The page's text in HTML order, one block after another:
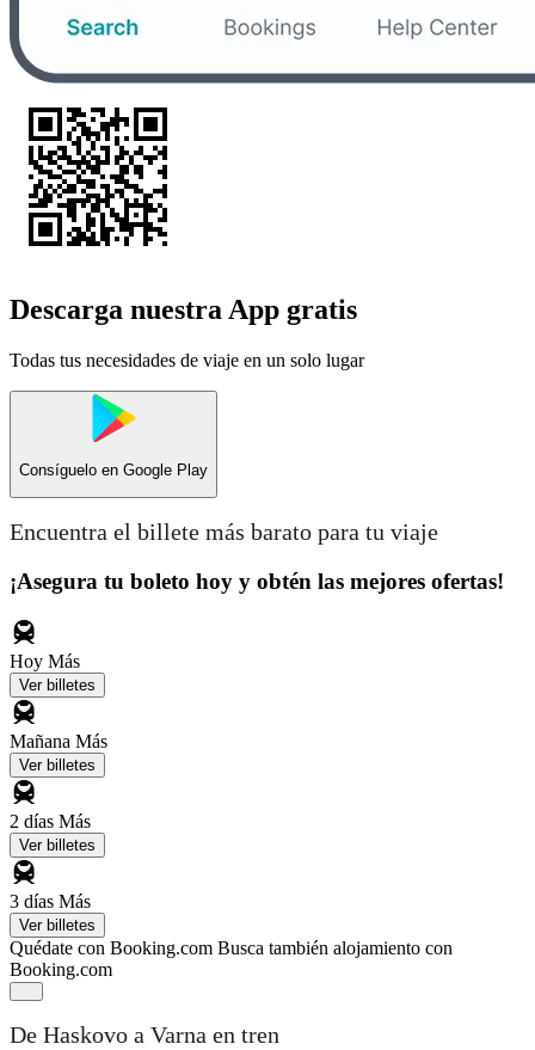
Descarga nuestra App gratis
Todas tus necesidades de viaje en un solo lugar
Consíguelo en Google Play
Encuentra el billete más barato para tu viaje
¡Asegura tu boleto hoy y obtén las mejores ofertas!
Hoy Más
Ver billetes
Mañana Más
Ver billetes
2 días Más
Ver billetes
3 días Más
Ver billetes
Quédate con Booking.com Busca también alojamiento con
Booking.com
De Haskovo a Varna en tren